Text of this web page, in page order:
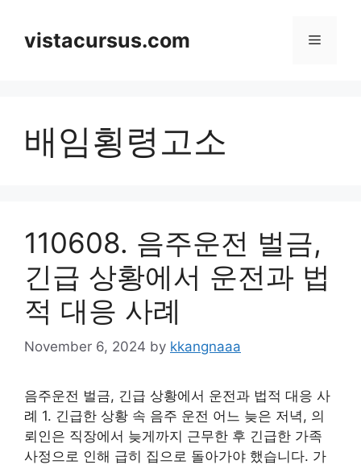
contentvistacursus.com Menu
배임횡령고소
110608. 음주운전 벌금,
긴급 상황에서 운전과 법
적 대응 사례
November 6, 2024 by kkangnaaa
음주운전 벌금, 긴급 상황에서 운전과 법적 대응 사
례 1. 긴급한 상황 속 음주 운전 어느 늦은 저녁, 의
뢰인은 직장에서 늦게까지 근무한 후 긴급한 가족
사정으로 인해 급히 집으로 돌아가야 했습니다. 가